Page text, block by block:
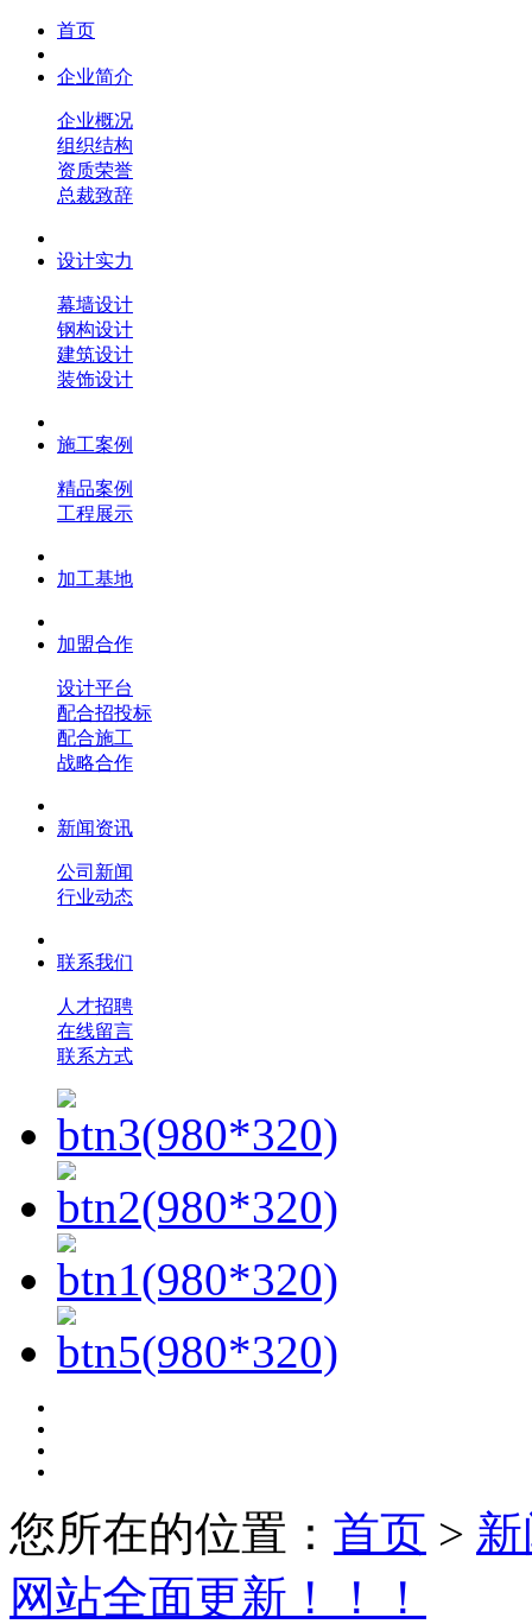
首页
企业简介
企业概况
组织结构
资质荣誉
总裁致辞
设计实力
幕墙设计
钢构设计
建筑设计
装饰设计
施工案例
精品案例
工程展示
加工基地
加盟合作
设计平台
配合招投标
配合施工
战略合作
新闻资讯
公司新闻
行业动态
联系我们
人才招聘
在线留言
联系方式
您所在的位置： 首页 >
网站全面更新！！！